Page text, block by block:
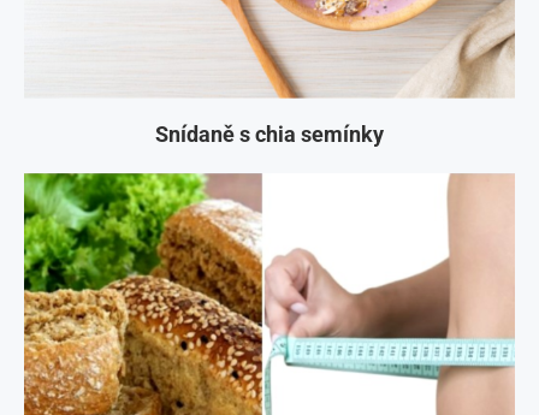
Snídaně s chia semínky